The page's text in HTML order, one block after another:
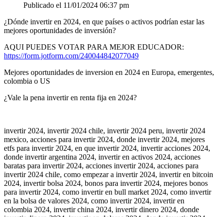
Publicado el 11/01/2024 06:37 pm
¿Dónde invertir en 2024, en que países o activos podrían estar las
mejores oportunidades de inversión?
AQUI PUEDES VOTAR PARA MEJOR EDUCADOR:
https://form.jotform.com/240044842077049
Mejores oportunidades de inversion en 2024 en Europa, emergentes,
colombia o US
¿Vale la pena invertir en renta fija en 2024?
invertir 2024, invertir 2024 chile, invertir 2024 peru, invertir 2024
mexico, acciones para invertir 2024, donde invertir 2024, mejores
etfs para invertir 2024, en que invertir 2024, invertir acciones 2024,
donde invertir argentina 2024, invertir en activos 2024, acciones
baratas para invertir 2024, acciones invertir 2024, acciones para
invertir 2024 chile, como empezar a invertir 2024, invertir en bitcoin
2024, invertir bolsa 2024, bonos para invertir 2024, mejores bonos
para invertir 2024, como invertir en bull market 2024, como invertir
en la bolsa de valores 2024, como invertir 2024, invertir en
colombia 2024, invertir china 2024, invertir dinero 2024, donde